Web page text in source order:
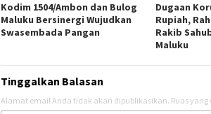
Kodim 1504/Ambon dan Bulog
Maluku Bersinergi Wujudkan
Swasembada Pangan
Dugaan
Rupiah,
Rakib
Maluku
Tinggalkan Balasan
Alamat email Anda tidak akan dipublikasikan. Ruas